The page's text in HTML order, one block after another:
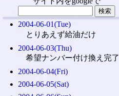
2004-06-01(Tue)
とりあえず給油だけ
2004-06-03(Thu)
希望ナンバー付け換え完了
2004-06-04(Fri)
2004-06-05(Sat)